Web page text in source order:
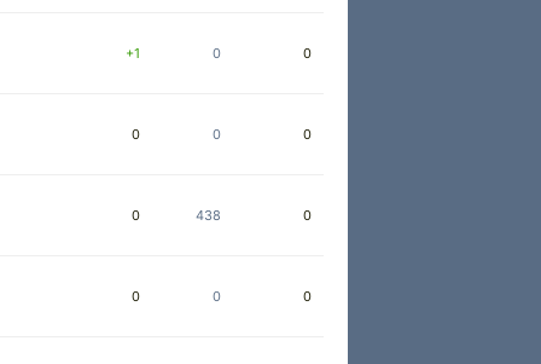
+1 0 0
0 0 0
0 438 0
0 0 0